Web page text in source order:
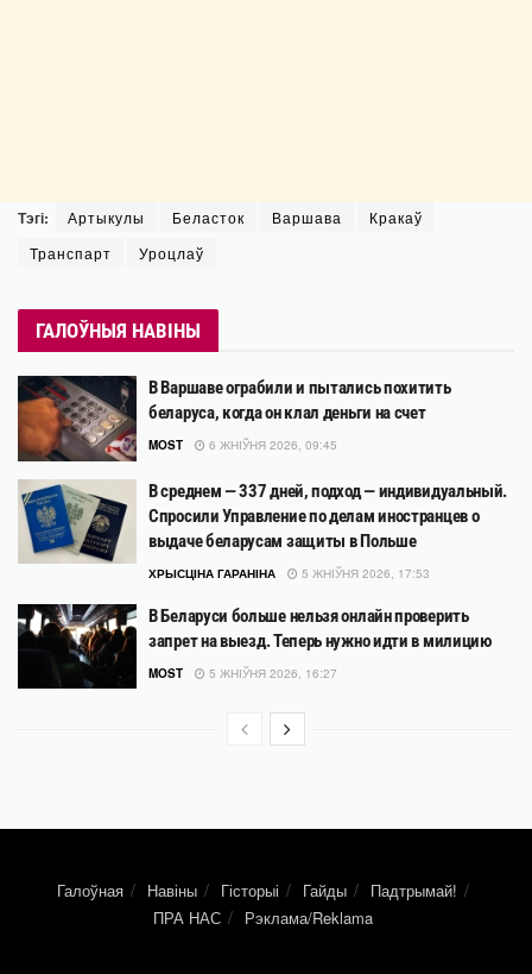
Тэгі: Артыкулы Беласток Варшава
Кракаў
Транспарт
Уроцлаў
ГАЛОЎНЫЯ НАВІНЫ
В Варшаве ограбили и пытались похитить
беларуса, когда он клал деньги на счет
MOST 6 ЖНІЎНЯ 2026, 09:45
В среднем — 337 дней, подход — индивидуальный.
Спросили Управление по делам иностранцев о
выдаче беларусам защиты в Польше
ХРЫСЦІНА ГАРАНІНА 5 ЖНІЎНЯ 2026, 17:53
В Беларуси больше нельзя онлайн проверить
запрет на выезд. Теперь нужно идти в милицию
MOST 5 ЖНІЎНЯ 2026, 16:27
Галоўная Навіны Гісторыі Гайды
Падтрымай!
ПРА НАС
Рэклама/Reklama